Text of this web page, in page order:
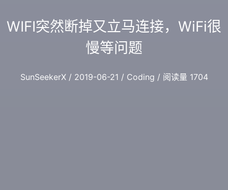
WIFI突然断掉又立马连接，WiFi很
慢等问题
SunSeekerX / 2019-06-21 / Coding / 阅读量 1704